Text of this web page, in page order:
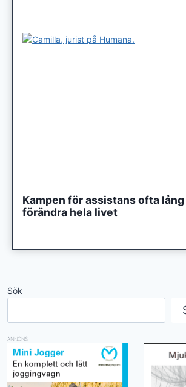
Kampen för assistans ofta lång
förändra hela livet
Sök
ANNONS